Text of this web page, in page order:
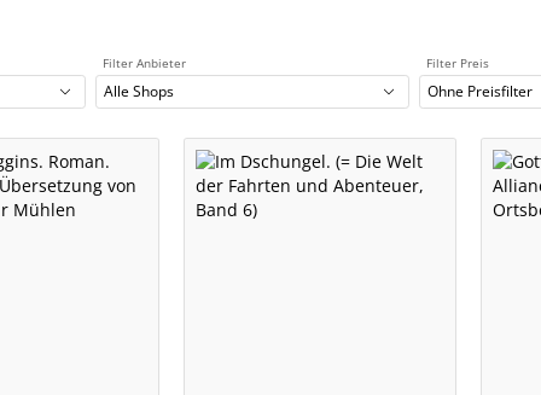
Filter Anbieter
Alle Shops
Filter Preis
Ohne Preisfilter